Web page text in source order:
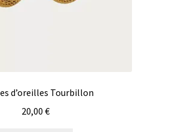
d’oreilles Tourbillon
20,00 €